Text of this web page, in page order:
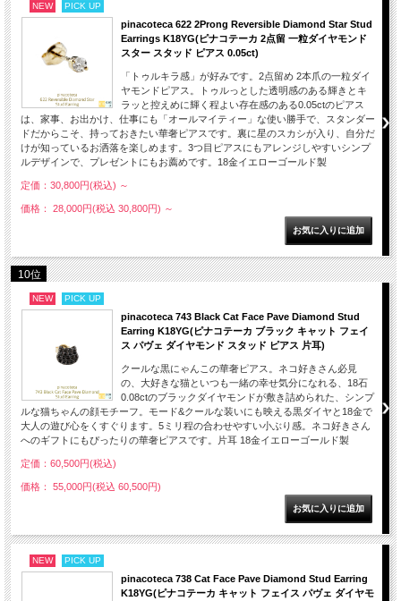
NEW PICK UP
pinacoteca 622 2Prong Reversible Diamond Star Stud
Earrings K18YG(ピナコテーカ 2点留 一粒ダイヤモンド
スター スタッド ピアス 0.05ct)
「トゥルキラ感」が好みです。2点留め 2本爪の一粒ダイ
ヤモンドピアス。トゥルっとした透明感のある輝きとキ
ラッと控えめに輝く程よい存在感のある0.05ctのピアス
は、家事、お出かけ、仕事にも「オールマイティー」な使い勝手で、スタンダー
ドだからこそ、持っておきたい華奢ピアスです。裏に星のスカシが入り、自分だ
けが知っているお洒落を楽しめます。3つ目ピアスにもアレンジしやすいシンプ
ルデザインで、プレゼントにもお薦めです。18金イエローゴールド製
定価：30,800円(税込) ～
価格： 28,000円(税込 30,800円) ～
10位
NEW PICK UP
pinacoteca 743 Black Cat Face Pave Diamond Stud
Earring K18YG(ピナコテーカ ブラック キャット フェイ
ス パヴェ ダイヤモンド スタッド ピアス 片耳)
クールな黒にゃんこの華奢ピアス。ネコ好きさん必見
の、大好きな猫といつも一緒の幸せ気分になれる、18石
0.08ctのブラックダイヤモンドが敷き詰められた、シンプ
ルな猫ちゃんの顔モチーフ。モード&クールな装いにも映える黒ダイヤと18金で
大人の遊び心をくすぐります。5ミリ程の合わせやすい小ぶり感。ネコ好きさん
へのギフトにもぴったりの華奢ピアスです。片耳 18金イエローゴールド製
定価：60,500円(税込)
価格： 55,000円(税込 60,500円)
NEW PICK UP
pinacoteca 738 Cat Face Pave Diamond Stud Earring
K18YG(ピナコテーカ キャット フェイス パヴェ ダイヤモ